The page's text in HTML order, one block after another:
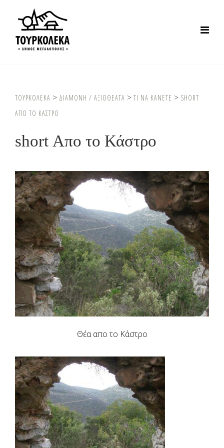
ΤΟΥΡΚΟΛΕΚΑ > ΔΙΑΜΟΝΗ / ΑΞΙΟΘΕΑΤΑ > ΤΙ ΝΑ ΚΑΝΕΤΕ > SHORT
ΑΠΟ ΤΟ ΚΑΣΤΡΟ
short Απο το Κάστρο
Θέα απο το Κάστρο